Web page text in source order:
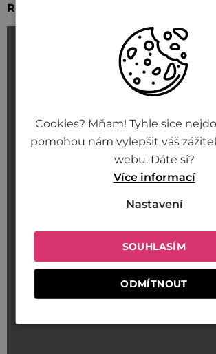
Recept: kimchi sendvič
Cookies? Mňam! Tyhle sice
pomohou nám vylepšit váš
webu. Dáte si?
Více informací
SOUHLASÍM
ODMÍTNOUT
Nastavení